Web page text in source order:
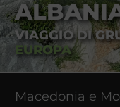
VIAGGIO DI
EUROPA
Macedonia e